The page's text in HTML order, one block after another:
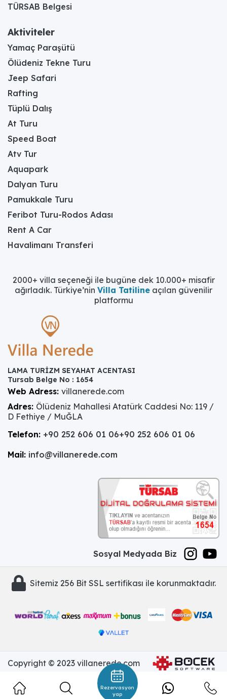
TÜRSAB Belgesi
Aktiviteler
Yamaç Paraşütü
Ölüdeniz Tekne Turu
Jeep Safari
Rafting
Tüplü Dalış
At Turu
Speed Boat
Atv Tur
Aquapark
Dalyan Turu
Pamukkale Turu
Feribot Turu-Rodos Adası
Rent A Car
Havalimanı Transferi
2000+ villa seçeneği ile bugüne dek 10.000+ misafir
ağırladık. Türkiye’nin Villa Tatiline açılan güvenilir
platformu
LAMA TURİZM SEYAHAT ACENTASI
Tursab Belge No : 1654
Web Adress: villanerede.com
Adres: Ölüdeniz Mahallesi Atatürk Caddesi No: 119 /
D Fethiye / MuĞLA
Telefon: +90 252 606 01 06+90 252 606 01 06
Mail: info@villanerede.com
Sosyal Medyada Biz
Sitemiz 256 Bit SSL sertifikası ile korunmaktadır.
Copyright © 2023 villanerede.com
Rezervasyon
yap